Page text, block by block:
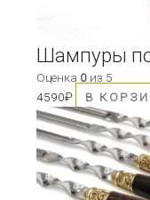
Шампуры
Оценка 0 из 5
4590₽ В